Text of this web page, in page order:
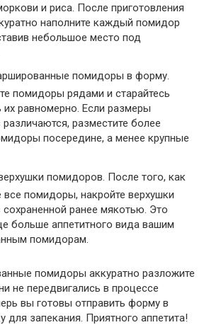
и риса. После приготовления
наполните каждый помидор
небольшое место под
помидоры в форму.
помидоры рядами и старайтесь
их равномерно. Если размеры
разместите более
посередине, а менее крупные
помидоров. После того, как
все помидоры, накройте верхушки
ранее мякотью. Это
больше аппетитного вида вашим
помидорам.
помидоры аккуратно разложите
не передвигались в процессе
вы готовы отправить форму в
для запекания. Приятного аппетита!